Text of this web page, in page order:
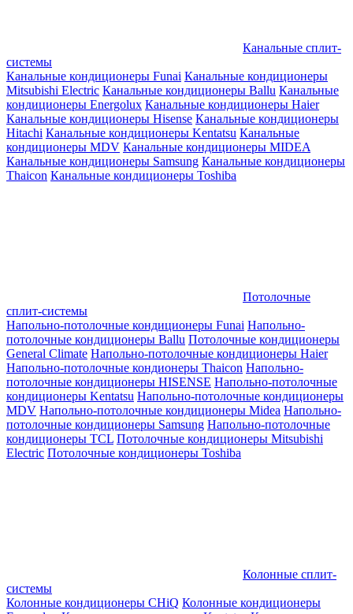
Канальные сплит-
системы
Канальные кондиционеры Funai Канальные кондиционеры
Mitsubishi Electric Канальные кондиционеры Ballu Канальные
кондиционеры Energolux Канальные кондиционеры Haier
Канальные кондиционеры Hisense Канальные кондиционеры
Hitachi Канальные кондиционеры Kentatsu Канальные
кондиционеры MDV Канальные кондиционеры MIDEA
Канальные кондиционеры Samsung Канальные кондиционеры
Thaicon Канальные кондиционеры Toshiba
Потолочные
сплит-системы
Напольно-потолочные кондиционеры Funai Напольно-
потолочные кондиционеры Ballu Потолочные кондиционеры
General Climate Напольно-потолочные кондиционеры Haier
Напольно-потолочные кондионеры Thaicon Напольно-
потолочные кондиционеры HISENSE Напольно-потолочные
кондиционеры Kentatsu Напольно-потолочные кондиционеры
MDV Напольно-потолочные кондиционеры Midea Напольно-
потолочные кондиционеры Samsung Напольно-потолочные
кондиционеры TCL Потолочные кондиционеры Mitsubishi
Electric Потолочные кондиционеры Toshiba
Колонные сплит-
системы
Колонные кондиционеры CHiQ Колонные кондиционеры